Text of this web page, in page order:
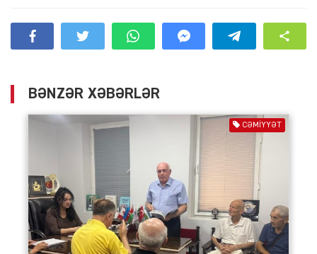
BƏNZƏR XƏBƏRLƏR
CƏMIYYƏT